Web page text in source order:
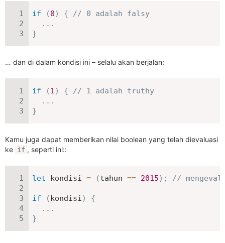
if (0) {
// 0 adalah falsy
...
}
… dan di dalam kondisi ini – selalu akan berjalan:
if (1) {
// 1 adalah truthy
...
}
Kamu juga dapat memberikan nilai boolean yang telah dievaluasi
ke if , seperti ini::
let kondisi = (tahun == 2015) ; //
if (kondisi)
{
...
}